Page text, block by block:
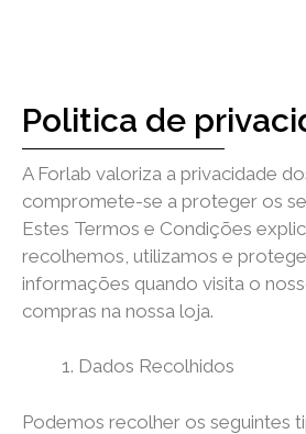
Politica de
A Forlab valoriza a privacidade
compromete-se a proteger os
Estes Termos e Condições
recolhemos, utilizamos e
informações quando visita o
compras na nossa loja.
Dados Recolhidos
Podemos recolher os seguintes